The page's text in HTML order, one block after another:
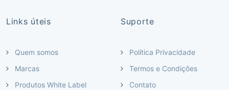
Links úteis
Quem somos
Marcas
Produtos White Label
Suporte
Política Privacidade
Termos e Condições
Contato